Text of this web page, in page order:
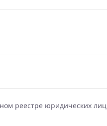
реестре юридических лиц